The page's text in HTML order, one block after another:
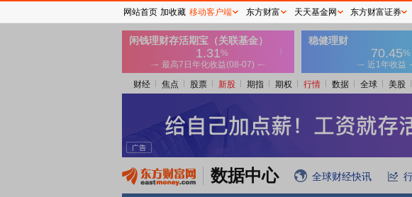
财经 焦点 股票 新股 期指 期权 行情 数据 全球 美股
数据中心 全球财经快讯
网站首页 加收藏 移动客户端 东方财富 天天基金网 东方财富证券